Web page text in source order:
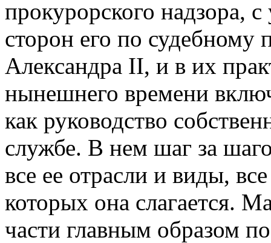
прокурорского надзора,
сторон его по судебному
Александра II, и в их
нынешнего времени
как руководство
службе. В нем шаг за
все ее отрасли и виды,
которых она слагается.
части главным образом